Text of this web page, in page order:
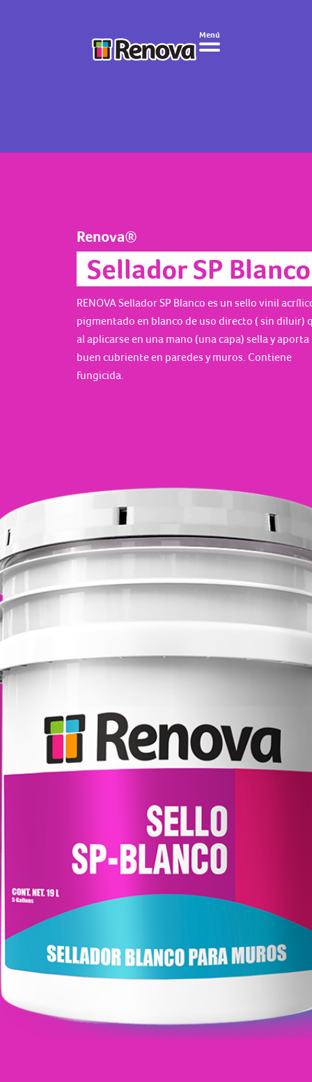
Menú
Renova®
Sellador SP Blanco
RENOVA Sellador SP Blanco es un sello vinil
pigmentado en blanco de uso directo ( sin diluir)
al aplicarse en una mano (una capa) sella y aporta
buen cubriente en paredes y muros. Contiene
fungicida.